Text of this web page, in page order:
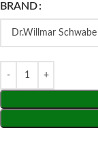
BRAND